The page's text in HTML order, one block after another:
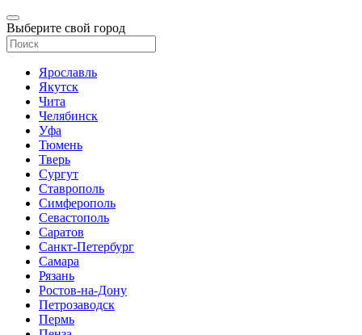
Выберите свой город
Ярославль
Якутск
Чита
Челябинск
Уфа
Тюмень
Тверь
Сургут
Ставрополь
Симферополь
Севастополь
Саратов
Санкт-Петербург
Самара
Рязань
Ростов-на-Дону
Петрозаводск
Пермь